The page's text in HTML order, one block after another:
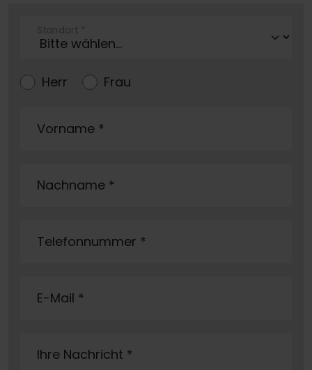
Standort *
Herr Frau
Vorname *
Nachname *
Telefonnummer *
E-Mail *
Ihre Nachricht *